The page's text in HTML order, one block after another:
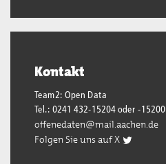
Kontakt
Team2: Open Data
Tel.: 0241 432-15204 oder -15200
offenedaten@mail.aachen.de
Folgen Sie uns auf X